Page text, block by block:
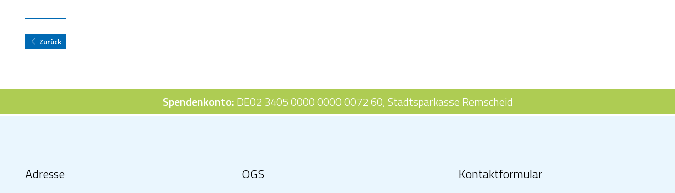
Zurück
Spendenkonto: DE02 3405 0000 0000 0072 60,Stadtsparkasse Remscheid
Adresse OGS Kontaktformular